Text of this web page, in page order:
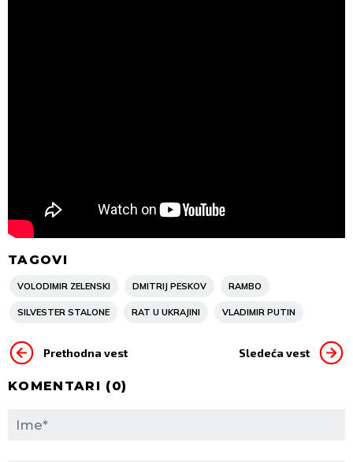
TAGOVI
VOLODIMIR ZELENSKI DMITRIJ PESKOV RAMBO
SILVESTER STALONE RAT U UKRAJINI VLADIMIR PUTIN
Prethodna vest Sledeća vest
KOMENTARI (0)